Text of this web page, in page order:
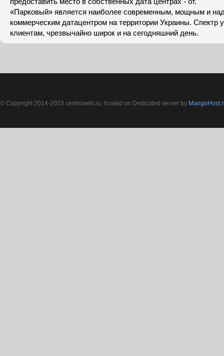
«Парковый» является наиболее современным, мощным и
коммерческим датацентром на территории Украины. Спектр
клиентам, чрезвычайно широк и на сегодняшний день.
© Copyright 2014-2023 centroweb.ru, hosted on Dedicated server by